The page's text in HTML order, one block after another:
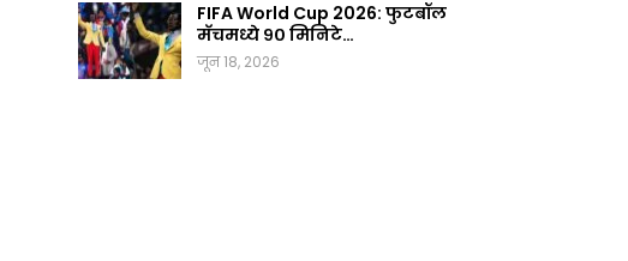
FIFA World Cup 2026: फुटबॉल
मॅचमध्ये ९० मिनिटे…
जून 18, 2026